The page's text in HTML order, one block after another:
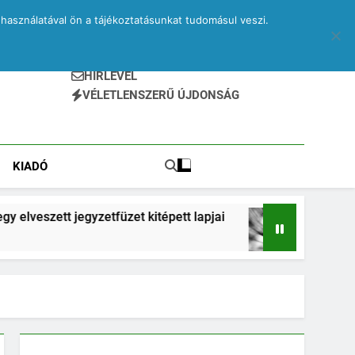
HÍRLEVÉL
VÉLETLENSZERŰ ÚJDONSÁG
KIADÓ
kitépett lapjai Bruegel a
2 Hónap Ezelőtt
ön a tájékoztatásunkat tudomásul veszi.